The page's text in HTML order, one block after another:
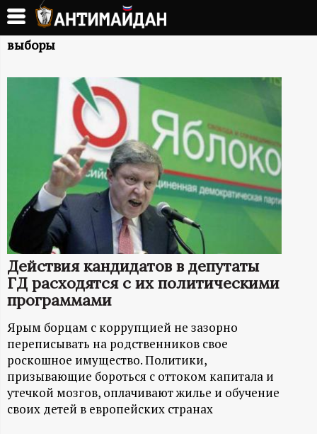
Перейти
основному
А
Н
А
Й
Д
А
Н
-
и
выборы
Действия кандидатов в депутаты
ГД расходятся с их политическими
программами
Ярым борцам с коррупцией не зазорно
переписывать на родственников свое
роскошное имущество. Политики,
призывающие бороться с оттоком капитала и
утечкой мозгов, оплачивают жилье и обучение
своих детей в европейских странах